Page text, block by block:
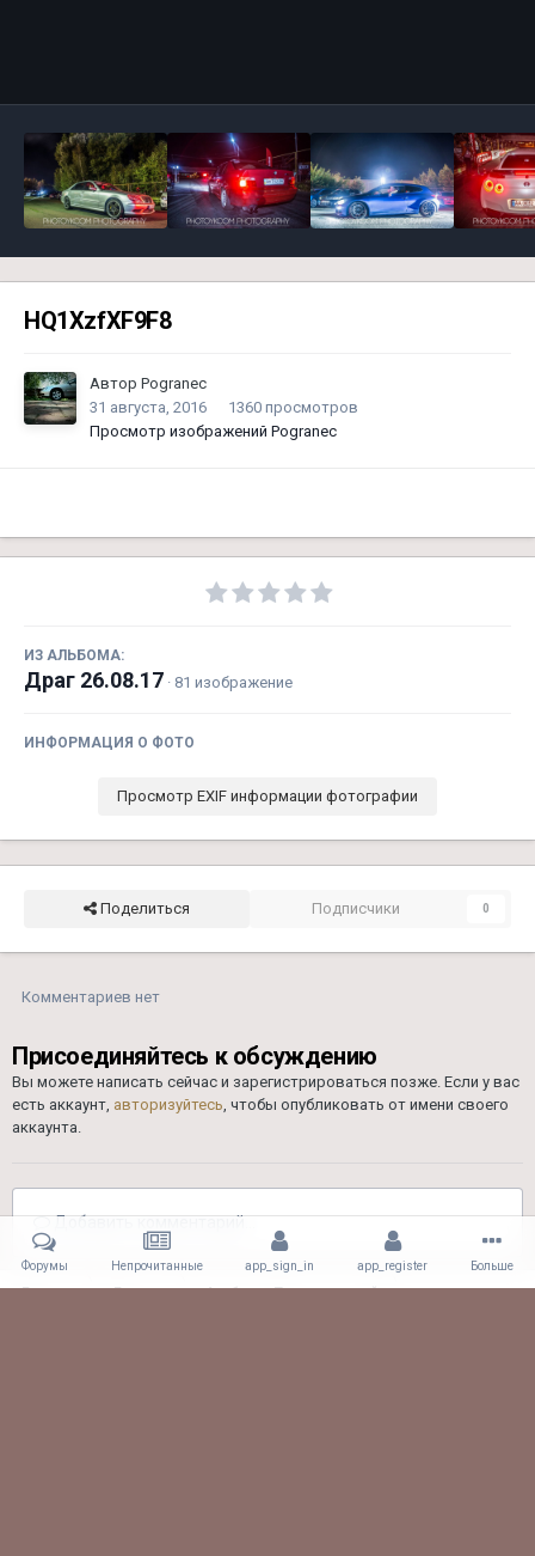
HQ1XzfXF9F8
Автор Pogranec
31 августа, 2016
1360 просмотров
Просмотр изображений Pogranec
ИЗ АЛЬБОМА:
Драг 26.08.17 · 81 изображение
ИНФОРМАЦИЯ О ФОТО
Просмотр EXIF информации фотографии
Поделиться Подписчики 0
Комментариев нет
Присоединяйтесь к обсуждению
Вы можете написать сейчас и зарегистрироваться позже. Если у вас
есть аккаунт, авторизуйтесь , чтобы опубликовать от имени своего
аккаунта.
Добавить комментарий...
Главная Галерея Альбомы Пользователей
Форумы Непрочитанные app_sign_in app_register Больше